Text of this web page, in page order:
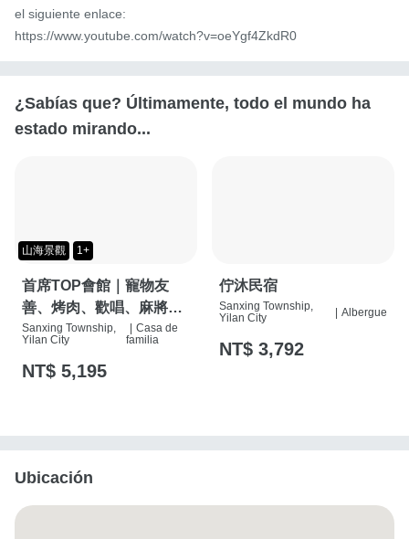
el siguiente enlace:
https://www.youtube.com/watch?v=oeYgf4ZkdR0
¿Sabías que? Últimamente, todo el mundo ha
estado mirando...
山海景觀 1+
首席TOP會館｜寵物友
善、烤肉、歡唱、麻將
桌、按摩椅、特斯拉充電
Sanxing Township,
Yilan City
Casa de
familia
NT$ 5,195
佇沐民宿
Sanxing Township,
Yilan City
| Albergue
NT$ 3,792
Ubicación